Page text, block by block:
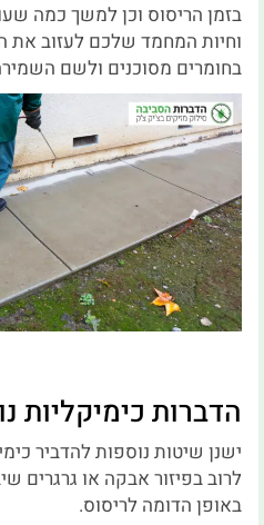
בזמן הריסוס וכן למשך כמה
וחיות המחמד שלכם לעזוב את
בחומרים מסוכנים ולשם
הדברות כימיקליות
ישנן שיטות נוספות להדביר
לרוב בפיזור אבקה או גרגרים
באופן הדומה לריסוס.